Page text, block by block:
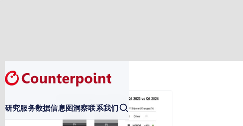
研究服务数据信息图洞察联系我们